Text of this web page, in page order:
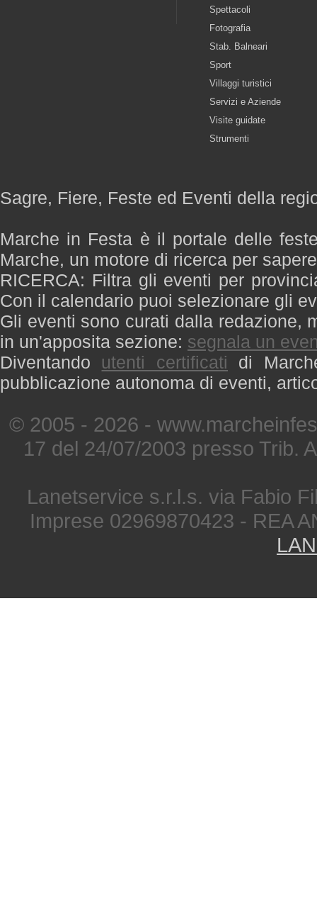
Spettacoli
Fotografia
Stab. Balneari
Sport
Villaggi turistici
Servizi e Aziende
Visite guidate
Strumenti
Sagre, Fiere, Feste ed Eventi della
Marche in Festa è il portale delle
Marche, un motore di ricerca per
RICERCA: Filtra gli eventi per
Con il calendario puoi selezionare gli
Gli eventi sono curati dalla redazione,
in un'apposita sezione: segnala un
Diventando utenti certificati di
pubblicazione autonoma di eventi,
© 2005 - 2026 -
17 del 24/07/2003 presso Trib.
Lanetservice s.r.l.s. via Fabio
Imprese 02969870423 - REA